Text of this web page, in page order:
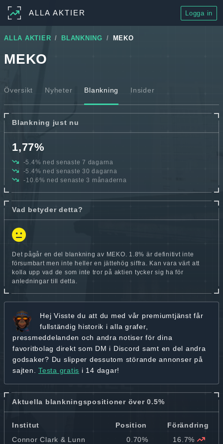
ALLA AKTIER Logga in
ALLA AKTIER BLANKNING MEKO
MEKO
Översikt Nyheter Blankning Insider
Blankning just nu
1,77%
-5.4% ned senaste 7 dagarna
-5.4% ned senaste 30 dagarna
-10.6% ned senaste 3 månaderna
Vad betyder detta?
Det pågår en del blankning av MEKO. 1.8% är definitivt inte
försumbart men inte heller en jättehög siffra. Kan vara värt att
kolla upp vad de som inte tror på aktien tycker sig ha för
anledningar till detta.
Hej Visste du att du med vår premiumtjänst får
fullständig historik i alla grafer,
pressmeddelanden och andra notiser för dina
favoritbolag direkt som DM i Discord samt en del andra
godsaker? Du slipper dessutom störande annonser på
sajten. Testa gratis i 14 dagar!
Aktuella blankningspositioner över 0.5%
Institut Position
Förändring
Connor Clark & Lunn
0.70% 16.7%